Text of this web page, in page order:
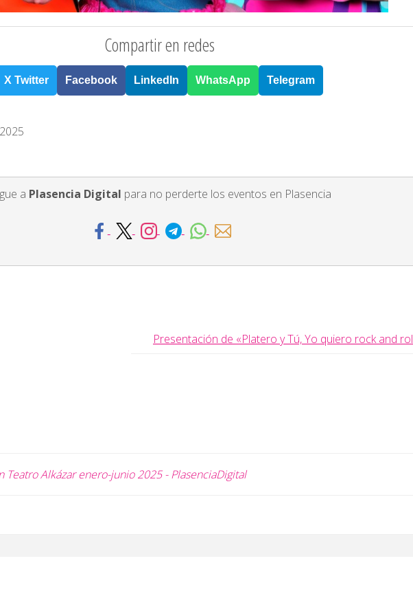
Compartir en redes
X Twitter Facebook LinkedIn WhatsApp Telegram
a Plasencia Digital para no perderte los eventos en Plasencia
Presentación de «Platero y Tú, Yo quiero rock and
Teatro Alkázar enero-junio 2025 - PlasenciaDigital